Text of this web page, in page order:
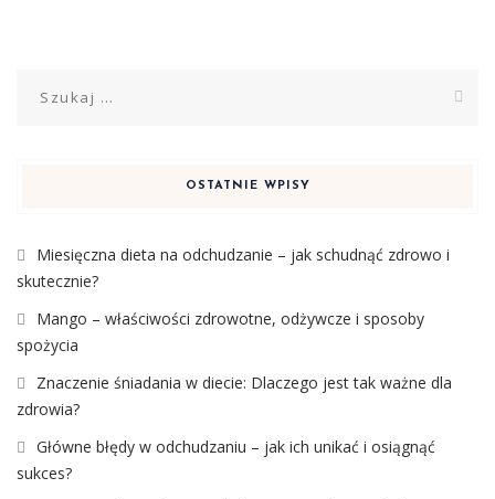
OSTATNIE WPISY
Miesięczna dieta na odchudzanie – jak schudnąć zdrowo i
skutecznie?
Mango – właściwości zdrowotne, odżywcze i sposoby
spożycia
Znaczenie śniadania w diecie: Dlaczego jest tak ważne dla
zdrowia?
Główne błędy w odchudzaniu – jak ich unikać i osiągnąć
sukces?